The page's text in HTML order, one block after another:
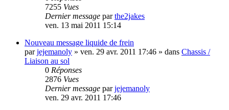
7255 Vues
Dernier message parthe2jakes
ven. 13 mai 2011 15:14
Nouveau message liquide de frein
parjejemanoly » ven. 29 avr. 2011 17:46 » dans Chassis /
Liaison au sol
0 Réponses
2876 Vues
Dernier message parjejemanoly
ven. 29 avr. 2011 17:46